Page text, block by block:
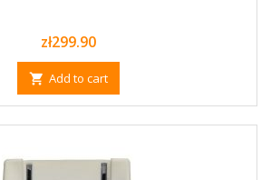
Price
zł299.90
 Add to cart